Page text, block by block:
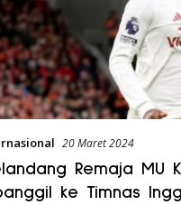
20 Maret 2024
Remaja MU
ke Timnas